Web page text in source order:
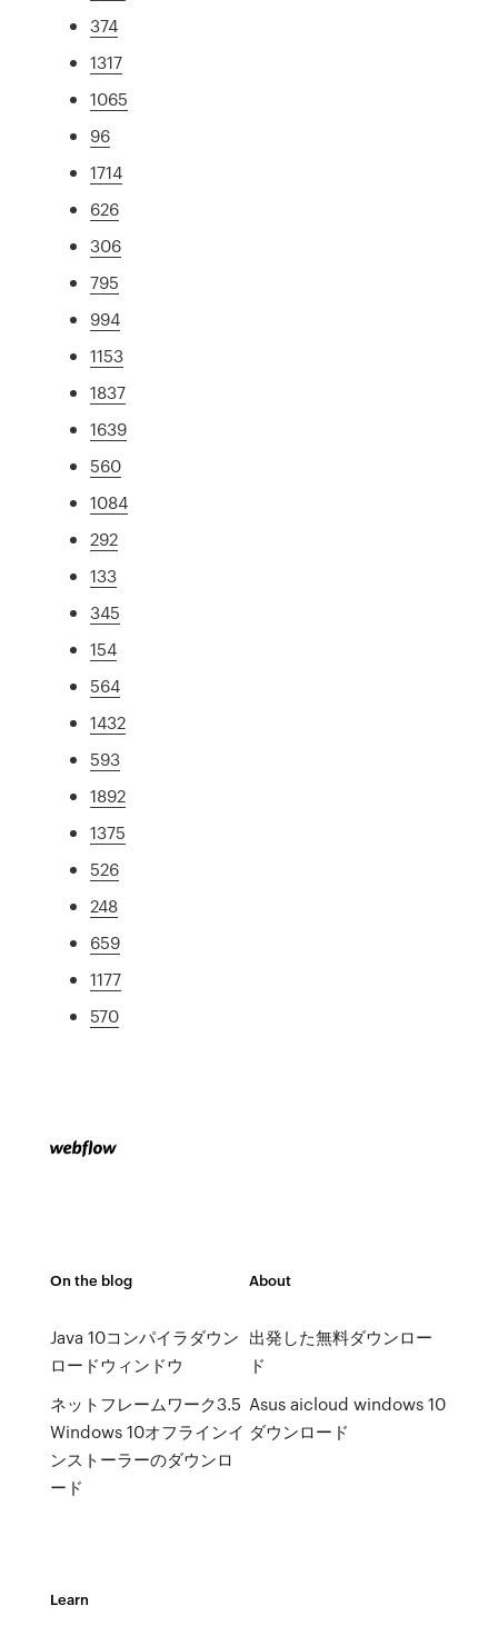
374
1317
1065
96
1714
626
306
795
994
1153
1837
1639
560
1084
292
133
345
154
564
1432
593
1892
1375
526
248
659
1177
570
On the blog
Java 10コンパイラダウン
ロードウィンドウ
ネットフレームワーク3.5
Windows 10オフラインイ
ンストーラーのダウンロ
ード
About
出発した無料ダウンロー
ド
Asus aicloud windows 10
ダウンロード
Learn